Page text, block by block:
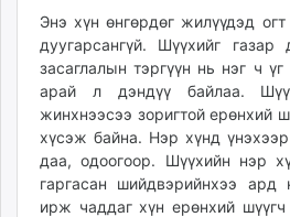
shuurhai.mn
unuudur.mn
isee.mn
mglradio.com
fact.mn
itoim.mn
tumen.mn
shuum.mn
Энэ хүн өнгөрдөг жилүүдэд
дуугарсангүй. Шүүхийг
засаглалын тэргүүн нь нэг ч үг
арай л дэндүү байлаа.
жинхнээсээ зоригтой ерөнхий
хүсэж байна. Нэр хүнд
даа, одоогоор. Шүүхийн нэр
гаргасан шийдвэрийнхээ ард
ирж чаддаг хүн ерөнхий